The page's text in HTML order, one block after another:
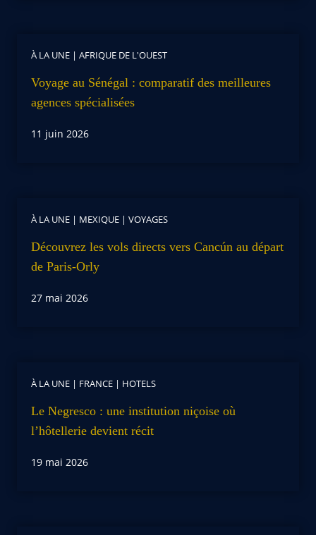
À LA UNE | AFRIQUE DE L'OUEST
Voyage au Sénégal : comparatif des meilleures
agences spécialisées
11 juin 2026
À LA UNE | MEXIQUE | VOYAGES
Découvrez les vols directs vers Cancún au départ
de Paris-Orly
27 mai 2026
À LA UNE | FRANCE | HOTELS
Le Negresco : une institution niçoise où
l’hôtellerie devient récit
19 mai 2026